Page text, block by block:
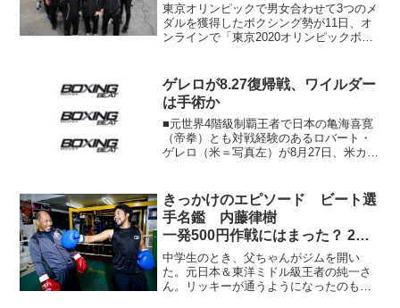
東京オリンピックで男女合わせて3つのメ
ダルを獲得したボクシング勢が11日、オ
ンラインで「東京2020オリンピックボク
場した6選手らが出席した。 女子フェザ
ー級で金メダル...
ゲレロが8.27復帰戦、ワイルダー
は手術か
■元世界4階級制覇王者で日本の亀海喜寛
（帝拳）とも対戦経験のあるロバート・
ゲレロ（米＝写真左）が8月27日、米カリ
級王座決定戦でダニー・ガルシア（米）
い敗れて以来、以来...
きっかけのエピソード ビート選
手名鑑 内藤律樹
一発500円作戦にはまった？ 2階
級制覇の父子鷹
中学生のとき、父ちゃんがジムを開い
た。元日本＆東洋ミドル級王者の純一さ
ん。リッキーが通うようになったのも自